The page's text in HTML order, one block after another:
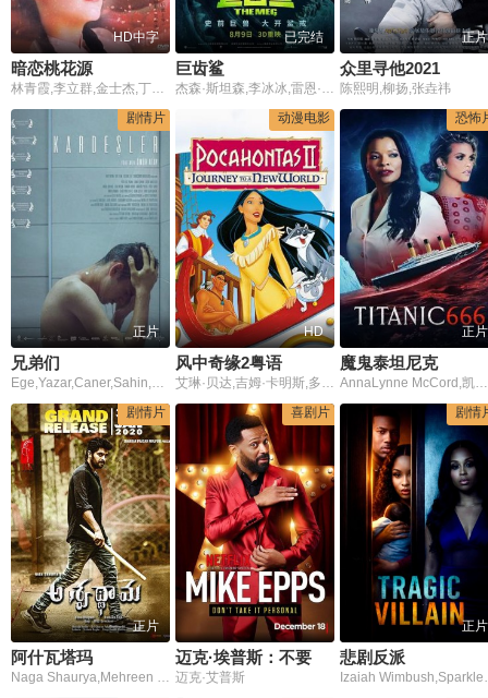
HD中字
暗恋桃花源
林青霞,李立群,金士杰,丁乃筝,顾宝明,焦阳
已完结
巨齿鲨
杰森·斯坦森,李冰冰,雷恩·威尔森,鲁比·罗丝,赵文瑄,佩吉·肯尼迪,杰西卡·麦克娜美,奥拉维尔·达里·奥拉夫松,罗伯特·泰勒,蔡书雅,丘增,克利夫·柯蒂斯,安柚鑫,罗伯·基帕-威廉姆斯,维他亚·潘斯林加姆,安得烈·格兰杰,蒂姆·王,史蒂文·A·戴维斯,托万达·马尼莫,买红妹
正片
众里寻他2021
陈熙明,柳扬,张垚祎
剧情片
正片
兄弟们
Ege,Yazar,Caner,Sahin,Gözde,Mutluer
动漫电影
HD
风中奇缘2粤语
艾琳·贝达,吉姆·卡明斯,多纳尔·吉布森
恐怖
正片
魔鬼泰坦尼克
AnnaLynne McCord,凯沙·夏普,莉蒂亚·赫斯特
剧情片
正片
阿什瓦塔玛
Naga Shaurya,Mehreen Pirzada,Prince Cecil,克利须那·穆拉里·波萨尼,M.S. Bhaskar,V. Jayaprakash,Pavithra Lokesh,C.V.L. Narasimha Rao,基舒·森古普多,哈里什·乌达曼,Kasi Vishwanath
喜剧片
迈克·艾普斯
剧情
正片
悲剧反派